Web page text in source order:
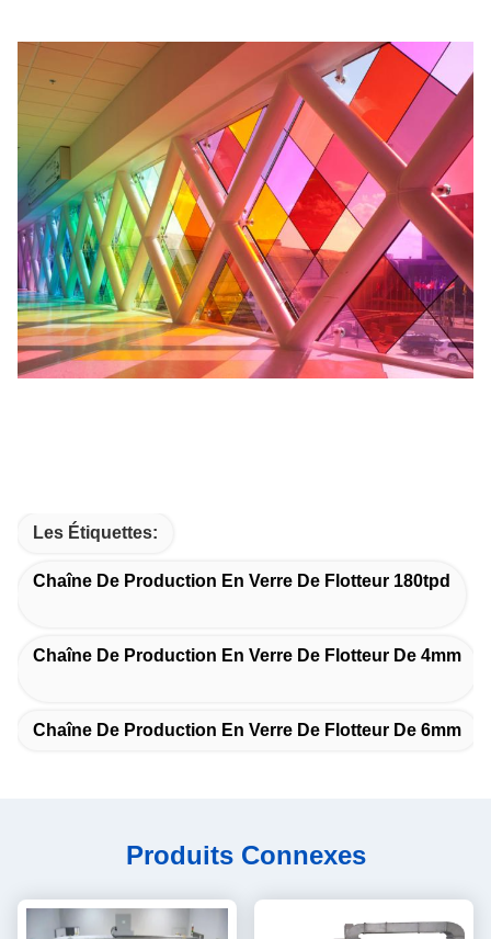
Les Étiquettes:
Chaîne De Production En Verre De Flotteur 180tpd
Chaîne De Production En Verre De Flotteur De 4mm
Chaîne De Production En Verre De Flotteur De 6mm
Produits Connexes